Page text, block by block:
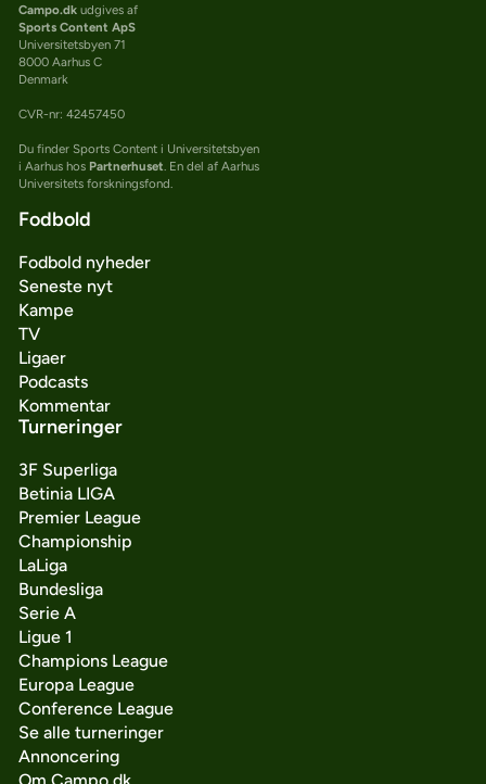
Campo.dkudgives af
Sports Content ApS
Universitetsbyen 71
8000 Aarhus C
Denmark
CVR-nr: 42457450
Du finder Sports Content i Universitetsbyen
i Aarhus hos Partnerhuset. En del af Aarhus
Universitets forskningsfond.
Fodbold
Fodbold nyheder
Seneste nyt
Kampe
TV
Ligaer
Podcasts
Kommentar
Turneringer
3F Superliga
Betinia LIGA
Premier League
Championship
LaLiga
Bundesliga
Serie A
Ligue 1
Champions League
Europa League
Conference League
Se alle turneringer
Annoncering